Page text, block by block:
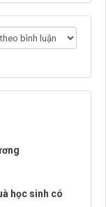
học sinh có